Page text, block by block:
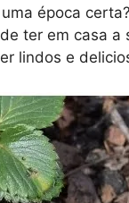
época
ter em casa
lindos e